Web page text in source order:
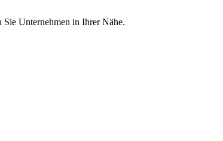
Unternehmen in Ihrer Nähe.